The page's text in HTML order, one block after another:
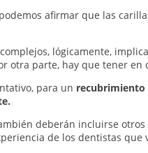
afirmar que las
lógicamente,
otra parte, hay que tener en
para un recubrimiento
deberán incluirse
de los dentistas que